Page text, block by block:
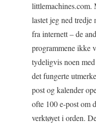
littlemachines.com.
lastet jeg ned
fra internett – de
programmene ikke
tydeligvis noen
det fungerte
post og kalender
ofte 100 e-post om
verktøyet i orden.